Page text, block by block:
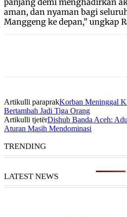
aman, dan nyaman bagi
Manggeng ke depan,” ungkap
Artikulli paraprakKorban Meninggal
Bertambah Jadi Tiga Orang
Artikulli tjetërDishub Banda Aceh:
Aturan Masih Mendominasi
TRENDING
LATEST NEWS